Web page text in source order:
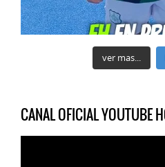
ver mas...
CANAL OFICIAL YOUTUBE